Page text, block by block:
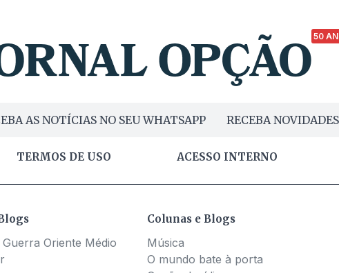
50
AS NOTÍCIAS NO SEU WHATSAPP RECEBA
TERMOS DE USO ACESSO INTERNO
Guerra Oriente Médio
Colunas e Blogs
Música
O mundo bate à porta